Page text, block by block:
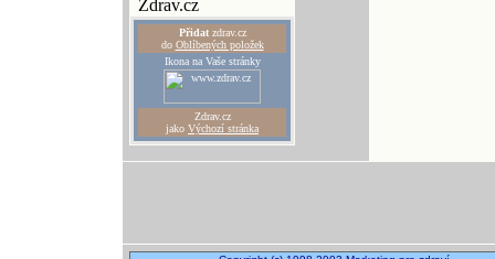
Zdrav.cz
Přidatzdrav.cz
do Oblíbených položek
Ikona na Vaše stránky
Zdrav.cz
jako Výchozí stránka